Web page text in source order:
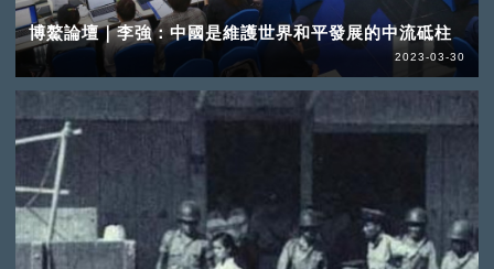
博鰲論壇｜李強：中國是維護世界和平發展的中流砥柱
2023-03-30